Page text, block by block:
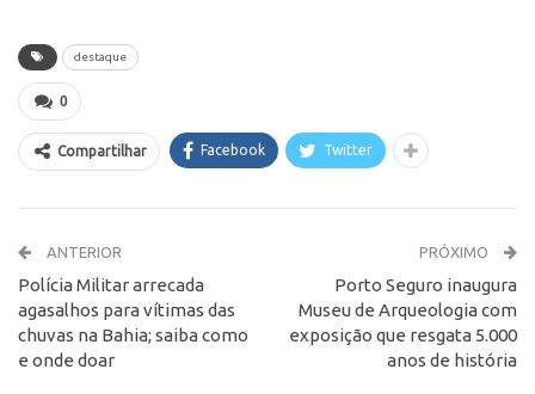
destaque
0
Compartilhar Facebook Twitter
ANTERIOR
Polícia Militar arrecada
agasalhos para vítimas das
chuvas na Bahia; saiba como
e onde doar
PRÓXIMO
Porto Seguro inaugura
Museu de Arqueologia com
exposição que resgata 5.000
anos de história